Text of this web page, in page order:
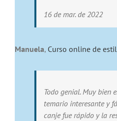
16 de mar. de 2022
Manuela, Curso online de
Todo genial. Muy bien
temario interesante y
canje fue rápido y la